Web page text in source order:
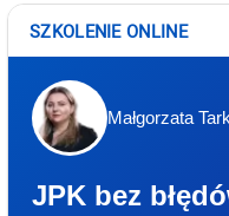
SZKOLENIE ONLINE
Małgorzata
JPK bez